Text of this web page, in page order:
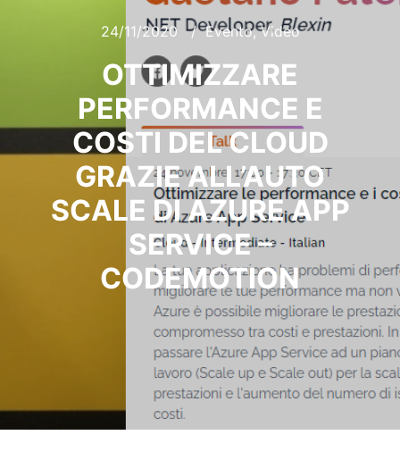
24/11/2020 Evento,Video
OTTIMIZZARE
PERFORMANCE E
COSTI DEL CLOUD
GRAZIE ALL’AUTO
SCALE DI AZURE APP
SERVICE –
CODEMOTION